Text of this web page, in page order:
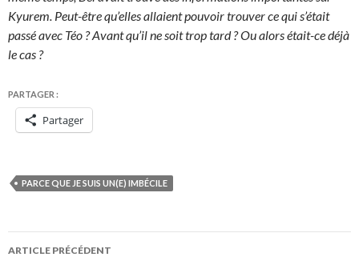
Kyurem. Peut-être qu’elles allaient pouvoir trouver ce qui s’était
passé avec Téo ? Avant qu’il ne soit trop tard ? Ou alors était-ce déjà
le cas ?
PARTAGER :
Partager
PARCE QUE JE SUIS UN(E) IMBÉCILE
Navigation
ARTICLE PRÉCÉDENT